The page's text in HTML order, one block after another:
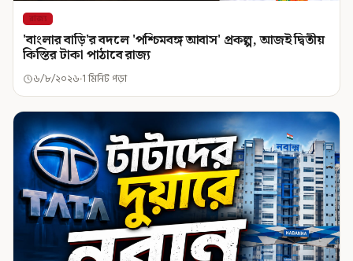
রাজ্য
'বাংলার বাড়ি'র বদলে 'পশ্চিমবঙ্গ আবাস' প্রকল্প, আজই দ্বিতীয়
কিস্তির টাকা পাঠাবে রাজ্য
৬/৮/২০২৬ 1 মিনিট পড়া